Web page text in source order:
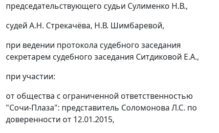
председательствующего судьи Сулименко Н.В.,
судей А.Н. Стрекачёва, Н.В. Шимбаревой,
при ведении протокола судебного заседания
секретарем судебного заседания Ситдиковой Е.А.,
при участии:
от общества с ограниченной ответственностью
"Сочи-Плаза": представитель Соломонова Л.С. по
доверенности от 12.01.2015,